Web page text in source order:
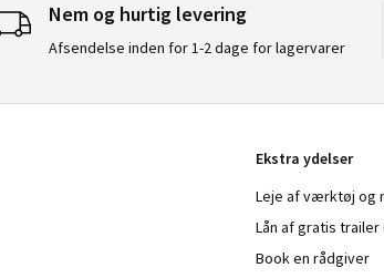
Nem og hurtig levering
Afsendelse inden for 1-2 dage for lagervarer
Ekstra ydelser
Leje af værktøj og
Lån af gratis trailer
Book en rådgiver